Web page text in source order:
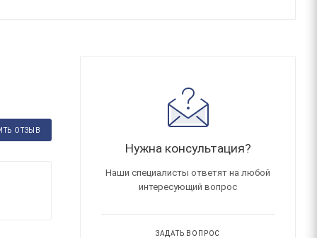
ОТЗЫВ
Нужна консультация?
Наши специалисты ответят на любой
интересующий вопрос
ЗАДАТЬ ВОПРОС